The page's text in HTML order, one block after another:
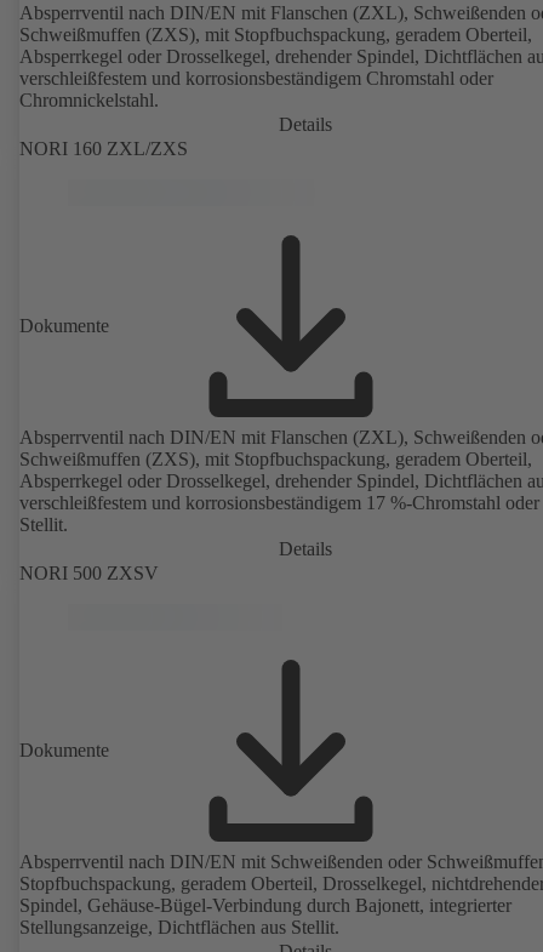
Absperrventil nach DIN/EN mit Flanschen (ZXL), Schweißenden
Schweißmuffen (ZXS), mit Stopfbuchspackung, geradem Oberteil,
Absperrkegel oder Drosselkegel, drehender Spindel, Dichtflächen
verschleißfestem und korrosionsbeständigem Chromstahl oder
Chromnickelstahl.
Details
NORI 160 ZXL/ZXS
Dokumente
Absperrventil nach DIN/EN mit Flanschen (ZXL), Schweißenden
Schweißmuffen (ZXS), mit Stopfbuchspackung, geradem Oberteil,
Absperrkegel oder Drosselkegel, drehender Spindel, Dichtflächen
verschleißfestem und korrosionsbeständigem 17 %-Chromstahl oder
Stellit.
Details
NORI 500 ZXSV
Dokumente
Absperrventil nach DIN/EN mit Schweißenden oder
Stopfbuchspackung, geradem Oberteil, Drosselkegel,
Spindel, Gehäuse-Bügel-Verbindung durch Bajonett, integrierter
Stellungsanzeige, Dichtflächen aus Stellit.